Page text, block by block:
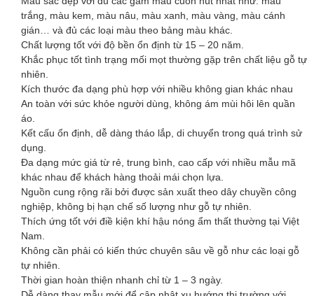
trắng, màu kem, màu nâu, màu xanh, màu vàng, màu cánh
gián… và đủ các loại màu theo bảng màu khác.
Chất lượng tốt với độ bền ổn định từ 15 – 20 năm.
Khắc phục tốt tình trạng mối mọt thường gặp trên chất liệu gỗ tự
nhiên.
Kích thước đa dạng phù hợp với nhiều không gian khác nhau
An toàn với sức khỏe người dùng, không ám mùi hôi lên quần
áo.
Kết cấu ổn định, dễ dàng tháo lắp, di chuyển trong quá trình sử
dụng.
Đa dạng mức giá từ rẻ, trung bình, cao cấp với nhiều mẫu mã
khác nhau để khách hàng thoải mái chọn lựa.
Nguồn cung rộng rãi bởi được sản xuất theo dây chuyền công
nghiệp, không bị hạn chế số lượng như gỗ tự nhiên.
Thích ứng tốt với điề kiện khí hậu nóng ẩm thất thường tại Việt
Nam.
Không cần phải có kiến thức chuyên sâu về gỗ như các loại gỗ
tự nhiên.
Thời gian hoàn thiện nhanh chỉ từ 1 – 3 ngày.